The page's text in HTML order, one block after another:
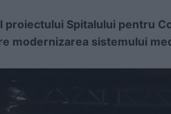
proiectului Spitalului pentru
modernizarea sistemului